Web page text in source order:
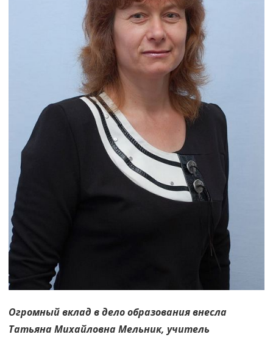
Огромный вклад в дело образования внесла
Татьяна Михайловна Мельник, учитель